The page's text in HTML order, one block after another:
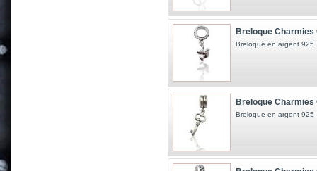
Breloque Charmies
Breloque en argent 925
Breloque Charmies
Breloque en argent 925